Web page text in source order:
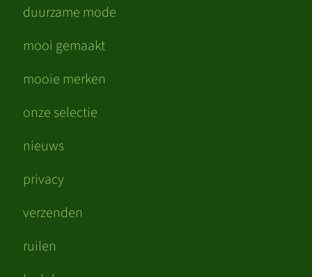
duurzame mode
mooi gemaakt
mooie merken
onze selectie
nieuws
privacy
verzenden
ruilen